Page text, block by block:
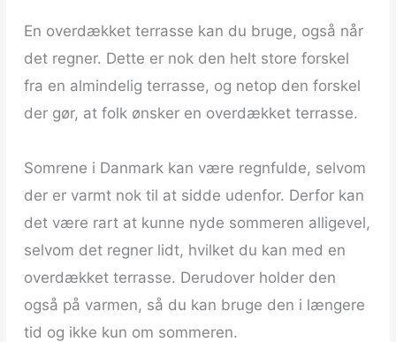
En overdækket terrasse kan du bruge, også når
det regner. Dette er nok den helt store forskel
fra en almindelig terrasse, og netop den forskel
der gør, at folk ønsker en overdækket terrasse.
Somrene i Danmark kan være regnfulde, selvom
der er varmt nok til at sidde udenfor. Derfor kan
det være rart at kunne nyde sommeren alligevel,
selvom det regner lidt, hvilket du kan med en
overdækket terrasse. Derudover holder den
også på varmen, så du kan bruge den i længere
tid og ikke kun om sommeren.